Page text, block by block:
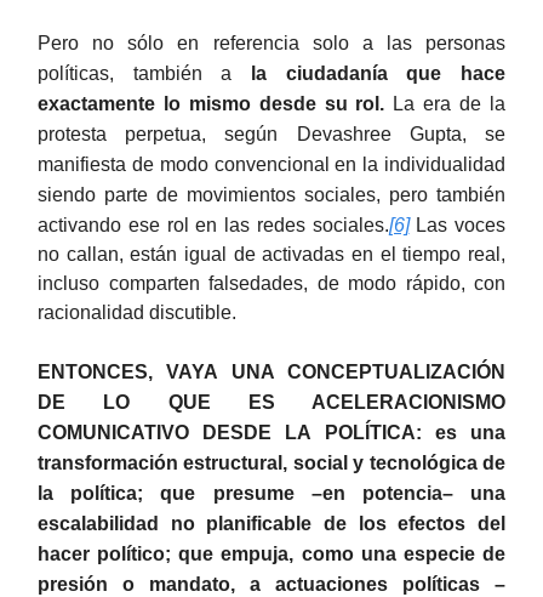
Pero no sólo en referencia solo a las personas
políticas, también a
la ciudadanía que hace
exactamente lo mismo desde su rol. La era de la
protesta perpetua, según Devashree Gupta, se
manifiesta de modo convencional en la individualidad
siendo parte de movimientos sociales, pero también
activando ese rol en las redes sociales.[6]Las voces
no callan, están igual de activadas en el tiempo real,
incluso comparten falsedades, de modo rápido, con
racionalidad discutible.
ENTONCES, VAYA UNA CONCEPTUALIZACIÓN
DE LO QUE ES ACELERACIONISMO
COMUNICATIVO DESDE LA POLÍTICA: es una
transformación estructural, social y tecnológica de
la política; que presume –en potencia– una
escalabilidad no planificable de los efectos del
hacer político; que empuja, como una especie de
presión o mandato, a actuaciones políticas –